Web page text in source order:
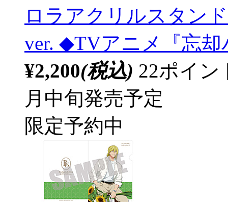
ロラアクリルスタン
ver. ◆TVアニメ『忘
¥2,200(税込) 22ポイ
月中旬発売予定
限定予約中